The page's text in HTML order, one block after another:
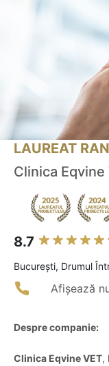
LAUREAT
Clinica Eqvine
8.7
Bucureşti, Drumul
Afișează
Despre companie:
Clinica Eqvine VET,